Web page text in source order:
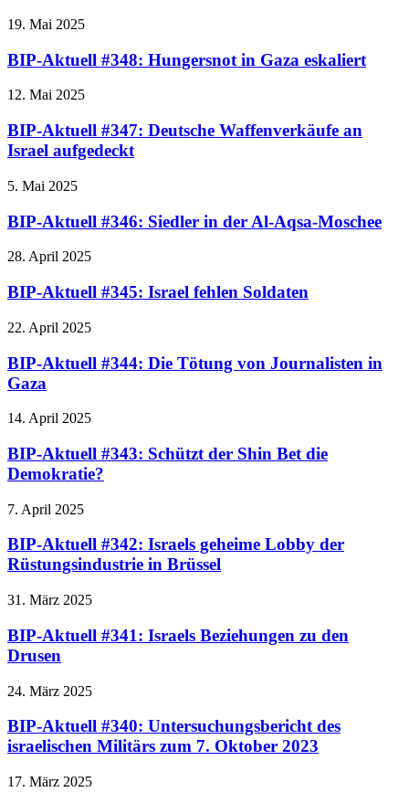
19. Mai 2025
BIP-Aktuell #348: Hungersnot in Gaza eskaliert
12. Mai 2025
BIP-Aktuell #347: Deutsche Waffenverkäufe an
Israel aufgedeckt
5. Mai 2025
BIP-Aktuell #346: Siedler in der Al-Aqsa-Moschee
28. April 2025
BIP-Aktuell #345: Israel fehlen Soldaten
22. April 2025
BIP-Aktuell #344: Die Tötung von Journalisten in
Gaza
14. April 2025
BIP-Aktuell #343: Schützt der Shin Bet die
Demokratie?
7. April 2025
BIP-Aktuell #342: Israels geheime Lobby der
Rüstungsindustrie in Brüssel
31. März 2025
BIP-Aktuell #341: Israels Beziehungen zu den
Drusen
24. März 2025
BIP-Aktuell #340: Untersuchungsbericht des
israelischen Militärs zum 7. Oktober 2023
17. März 2025